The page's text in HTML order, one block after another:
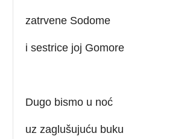
zatrvene Sodome
i sestrice joj Gomore
Dugo bismo u noć
uz zaglušujuću buku